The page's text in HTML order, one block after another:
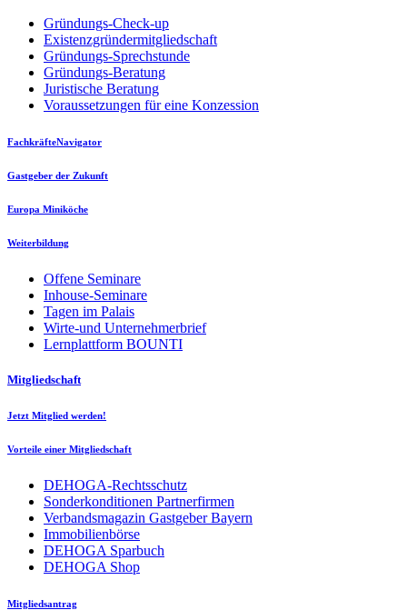
Gründungs-Check-up
Existenzgründermitgliedschaft
Gründungs-Sprechstunde
Gründungs-Beratung
Juristische Beratung
Voraussetzungen für eine Konzession
FachkräfteNavigator
Gastgeber der Zukunft
Europa Miniköche
Weiterbildung
Offene Seminare
Inhouse-Seminare
Tagen im Palais
Wirte-und Unternehmerbrief
Lernplattform BOUNTI
Mitgliedschaft
Jetzt Mitglied werden!
Vorteile einer Mitgliedschaft
DEHOGA-Rechtsschutz
Sonderkonditionen Partnerfirmen
Verbandsmagazin Gastgeber Bayern
Immobilienbörse
DEHOGA Sparbuch
DEHOGA Shop
Mitgliedsantrag